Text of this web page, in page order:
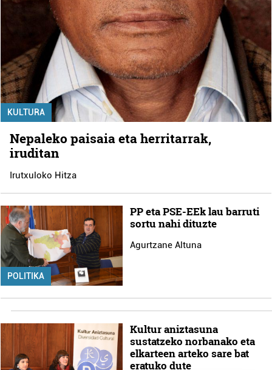
KULTURA
Nepaleko paisaia eta herritarrak,
iruditan
Irutxuloko Hitza
POLITIKA
PP eta PSE-EEk lau barruti
sortu nahi dituzte
Agurtzane Altuna
Kultur aniztasuna
sustatzeko norbanako eta
elkarteen arteko sare bat
eratuko dute